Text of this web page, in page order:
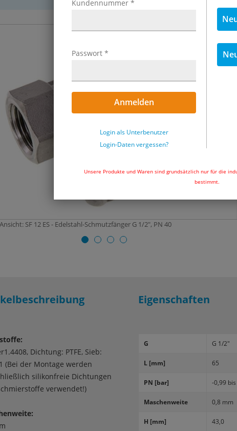
Kundennummer *
Passwort *
Anmelden
Login als Unterbenutzer
Login-Daten vergessen?
Unsere Produkte und Waren sind grundsätzlich nur für die
bestimmt.
SF 12 ES - Edelstahl-Schmutzfänger G 1/2", PN 40
Dichtung: PTFE, Sieb:
(Bei der Montage werden
silikonfreie Dichtungen
verwendet!)
Eigenschaften
G G 1/2"
L [mm] 65
PN [bar] -0,99
Ma­schen­wei­te 0,8 mm
H [mm] 43,0